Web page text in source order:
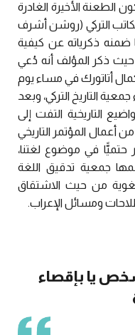
الطعنة الأخيرة الغادرة
التركي (روشن أشرف
ضمنه ذكرياته عن كيفية
حيث ذكر المؤلف أنه دُعي
أتاتورك في مساء يوم
جمعية التاريخ التركي، وبعد
التاريخية التفت إلى
أعمال المؤتمر التاريخي
حتميًّا في موضوع لغتنا،
جمعية تدقيق اللغة
من حيث الاشتقاق
ومسائل الإعراب.
يا بإقصاء